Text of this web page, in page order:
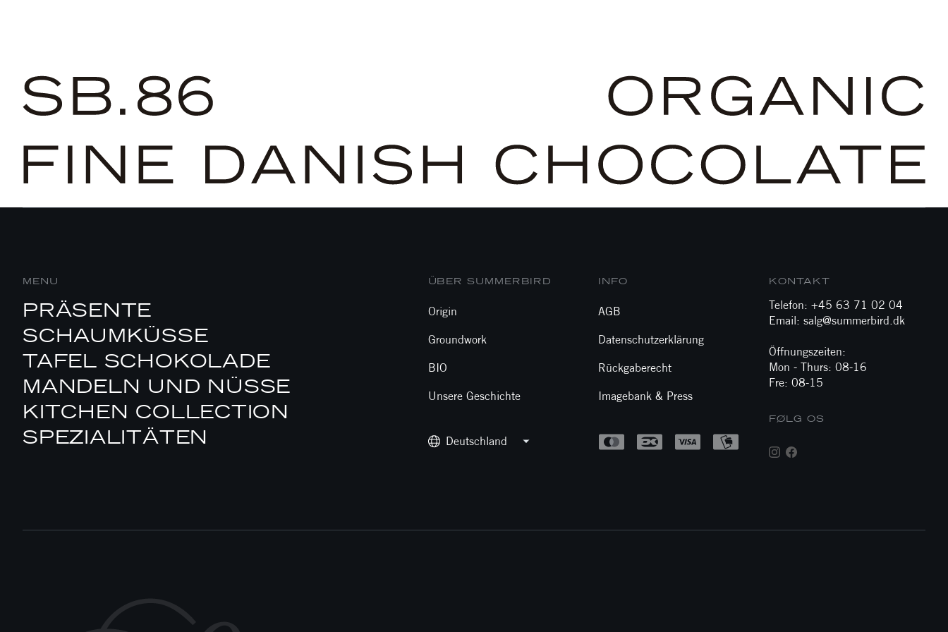
MENU
PRÄSENTE
SCHAUMKÜSSE
TAFEL SCHOKOLADE
MANDELN UND NÜSSE
KITCHEN COLLECTION
SPEZIALITÄTEN
ÜBER SUMMERBIRD
Origin
Groundwork
BIO
Unsere Geschichte
Deutschland
INFO
AGB
Datenschutzerklärung
Rückgaberecht
Imagebank & Press
KONTAKT
Telefon: +45 63 71 02 04
Email: salg@summerbird.dk
Öffnungszeiten:
Mon - Thurs: 08-16
Fre: 08-15
FØLG OS